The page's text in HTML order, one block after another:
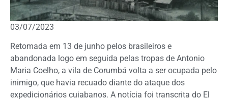
03/07/2023
Retomada em 13 de junho pelos brasileiros e
abandonada logo em seguida pelas tropas de Antonio
Maria Coelho, a vila de Corumbá volta a ser ocupada pelo
inimigo, que havia recuado diante do ataque dos
expedicionários cuiabanos. A notícia foi transcrita do El